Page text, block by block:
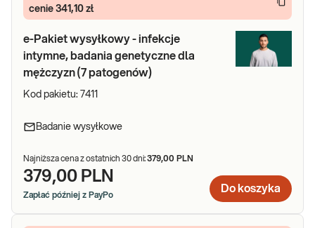
cenie 341,10 zł
e-Pakiet wysyłkowy - infekcje
intymne, badania genetyczne dla
mężczyzn (7 patogenów)
Kod pakietu: 7411
Badanie wysyłkowe
Najniższa cena z ostatnich 30 dni:379,00 PLN
379,00 PLN
Zapłać później z PayPo
Do koszyka